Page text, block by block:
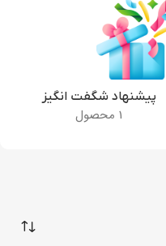
پیشنهاد شگفت انگیز
1 محصول